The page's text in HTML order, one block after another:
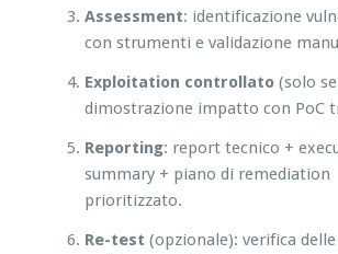
Assessment: identificazione
con strumenti e validazione
Exploitation controllato(solo
dimostrazione impatto con PoC
Reporting: report tecnico +
summary + piano di remediation
prioritizzato.
Re-test (opzionale): verifica